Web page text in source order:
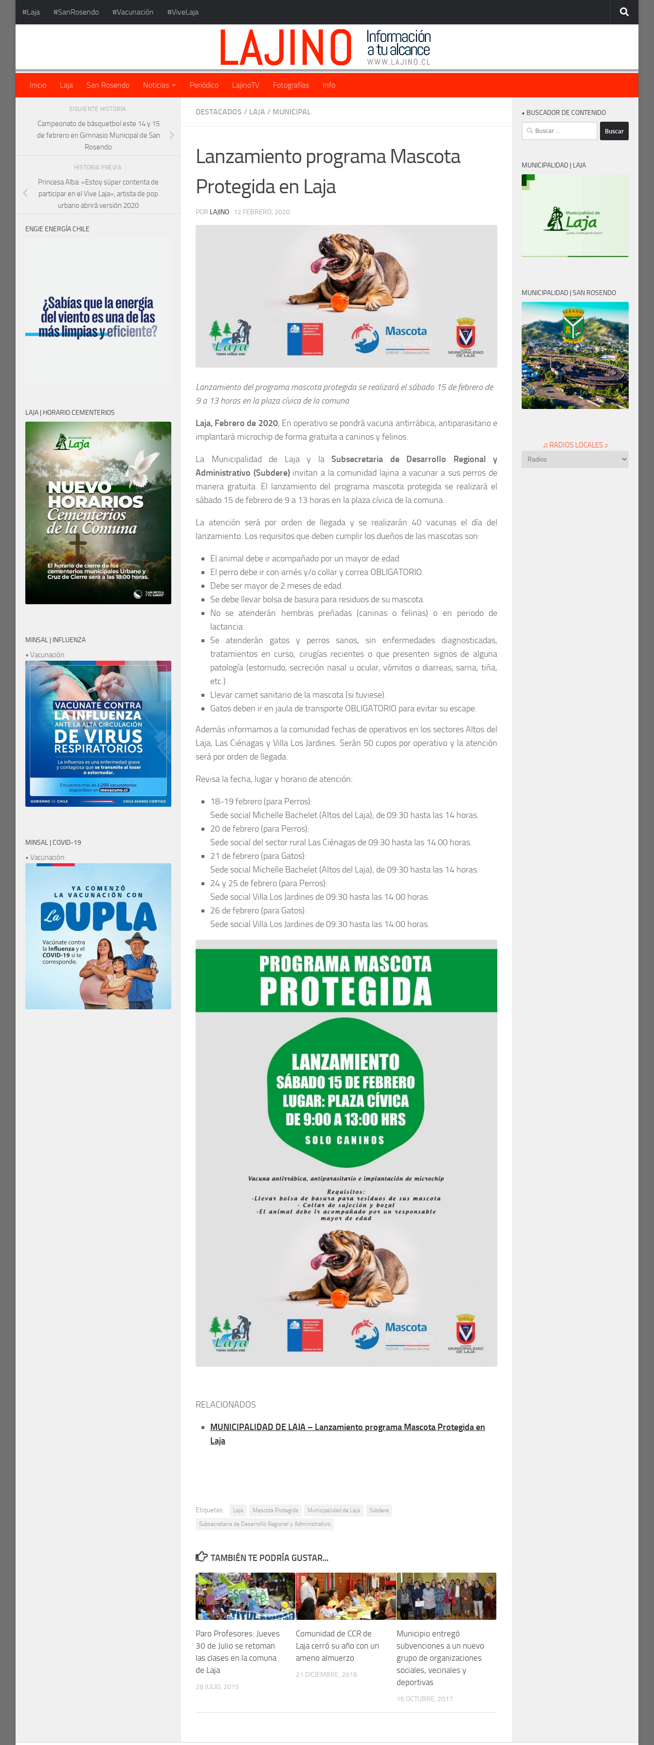
Saltar al contenido
#Laja #SanRosendo #Vacunación #ViveLaja
Inicio Laja San Rosendo Noticias Periódico LajinoTV Fotografías Info
DESTACADOS / LAJA / MUNICIPAL
Lanzamiento programa Mascota
Protegida en Laja
POR LAJINO · 12 FEBRERO, 2020
Lanzamiento del programa mascota protegida se realizará el sábado 15 de febrero de
9 a 13 horas en la plaza cívica de la comuna
Laja, Febrero de 2020; En operativo se pondrá vacuna antirrábica, antiparasitario e
implantará microchip de forma gratuita a caninos y felinos.
La Municipalidad de Laja y la Subsecretaria de Desarrollo Regional y
Administrativo (Subdere)invitan a la comunidad lajina a vacunar a sus perros de
manera gratuita. El lanzamiento del programa mascota protegida se realizará el
sábado 15 de febrero de 9 a 13 horas en la plaza cívica de la comuna.
La atención será por orden de llegada y se realizarán 40 vacunas el día del
lanzamiento. Los requisitos que deben cumplir los dueños de las mascotas son:
El animal debe ir acompañado por un mayor de edad.
El perro debe ir con arnés y/o collar y correa OBLIGATORIO.
Debe ser mayor de 2 meses de edad.
Se debe llevar bolsa de basura para residuos de su mascota.
No se atenderán hembras preñadas (caninas o felinas) o en periodo de
lactancia.
Se atenderán gatos y perros sanos, sin enfermedades diagnosticadas,
tratamientos en curso, cirugías recientes o que presenten signos de alguna
patología (estornudo, secreción nasal u ocular, vómitos o diarreas, sarna, tiña,
etc.)
Llevar carnet sanitario de la mascota (si tuviese).
Gatos deben ir en jaula de transporte OBLIGATORIO para evitar su escape.
Además informamos a la comunidad fechas de operativos en los sectores Altos del
Laja, Las Ciénagas y Villa Los Jardines. Serán 50 cupos por operativo y la atención
será por orden de llegada.
Revisa la fecha, lugar y horario de atención:
18-19 febrero (para Perros):
Sede social Michelle Bachelet (Altos del Laja), de 09:30 hasta las 14 horas.
20 de febrero (para Perros):
Sede social del sector rural Las Ciénagas de 09:30 hasta las 14:00 horas.
21 de febrero (para Gatos):
Sede social Michelle Bachelet (Altos del Laja), de 09:30 hasta las 14 horas.
24 y 25 de febrero (para Perros):
Sede social Villa Los Jardines de 09:30 hasta las 14:00 horas.
26 de febrero (para Gatos):
Sede social Villa Los Jardines de 09:30 hasta las 14:00 horas.
RELACIONADOS
MUNICIPALIDAD DE LAJA – Lanzamiento programa Mascota Protegida en
Laja
Etiquetas: Laja Mascota Protegida Municipalidad de Laja
Subdere
Subsecretaria de Desarrollo Regional y Administrativo
TAMBIÉN TE PODRÍA GUSTAR...
Paro Profesores: Jueves
30 de Julio se retoman
las clases en la comuna
de Laja
28 JULIO, 2015
Comunidad de CCR de
Laja cerró su año con un
ameno almuerzo
21 DICIEMBRE, 2018
Municipio entregó
subvenciones a un nuevo
grupo de organizaciones
sociales, vecinales y
deportivas
16 OCTUBRE, 2017
SIGUIENTE HISTORIA
Campeonato de básquetbol este 14 y 15
de febrero en Gimnasio Municipal de San
Rosendo
HISTORIA PREVIA
Princesa Alba: «Estoy súper contenta de
participar en el Vive Laja», artista de pop
urbano abrirá versión 2020
ENGIE ENERGÍA CHILE
LAJA | HORARIO CEMENTERIOS
MINSAL | INFLUENZA
• Vacunación:
MINSAL | COVID-19
• Vacunación:
• BUSCADOR DE CONTENIDO
Buscar:
MUNICIPALIDAD | LAJA
MUNICIPALIDAD | SAN ROSENDO
♫ RADIOS LOCALES ♪